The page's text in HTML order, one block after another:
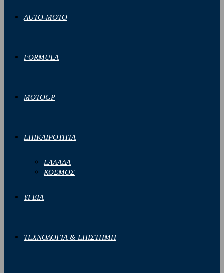
AUTO-MOTO
FORMULA
MOTOGP
ΕΠΙΚΑΙΡΟΤΗΤΑ
ΕΛΛΑΔΑ
ΚΟΣΜΟΣ
ΥΓΕΙΑ
ΤΕΧΝΟΛΟΓΙΑ & ΕΠΙΣΤΗΜΗ